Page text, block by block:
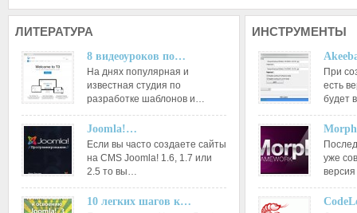
ЛИТЕРАТУРА
8 видеоуроков по…
На днях популярная и
известная студия по
разработке шаблонов и…
Joomla!…
Если вы часто создаете сайты
на CMS Joomla! 1.6, 1.7 или
2.5 то вы…
10 легких шагов к…
ИНСТРУМЕНТЫ
При
есть
будет
уже